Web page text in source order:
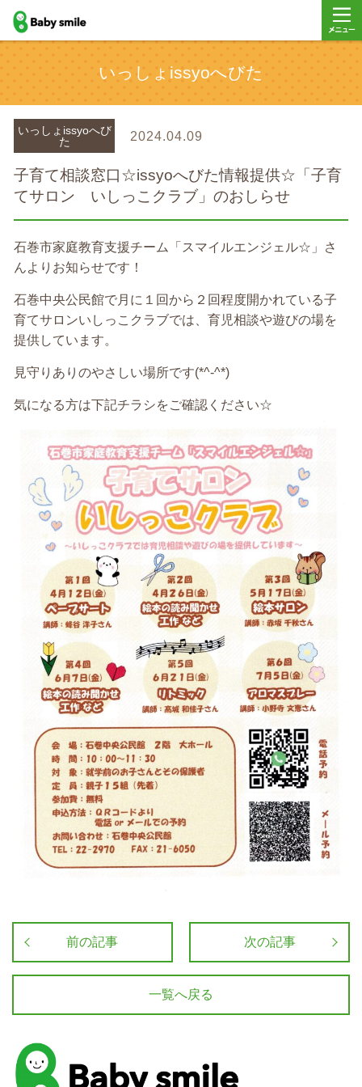
baby smile
いっしょissyoへびた
いっしょissyoへび
た
2024.04.09
子育て相談窓口☆issyoへびた情報提供☆「子育
てサロン いしっこクラブ」のおしらせ
石巻市家庭教育支援チーム「スマイルエンジェル☆」さ
んよりお知らせです！
石巻中央公民館で月に１回から２回程度開かれている子
育てサロンいしっこクラブでは、育児相談や遊びの場を
提供しています。
見守りありのやさしい場所です(*^-^*)
気になる方は下記チラシをご確認ください☆
前の記事 次の記事
一覧へ戻る